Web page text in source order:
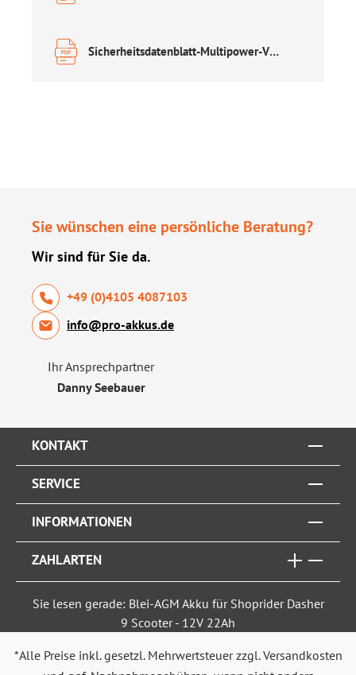
Sicherheitsdatenblatt-Multipower-VRLA.pdf
Sie wünschen eine persönliche Beratung?
Wir sind für Sie da.
+49 (0)4105 4087103
info@pro-akkus.de
Ihr Ansprechpartner
Danny Seebauer
KONTAKT
SERVICE
INFORMATIONEN
ZAHLARTEN
Sie lesen gerade: Blei-AGM Akku für Shoprider Dasher
9 Scooter - 12V 22Ah
*Alle Preise inkl. gesetzl. Mehrwertsteuer zzgl.Versandkosten